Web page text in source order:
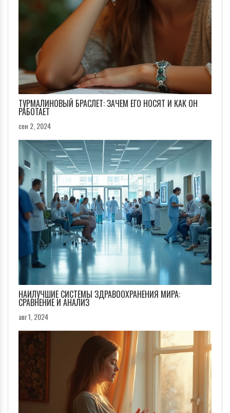
ТУРМАЛИНОВЫЙ БРАСЛЕТ: ЗАЧЕМ ЕГО НОСЯТ И КАК ОН
РАБОТАЕТ
сен 2, 2024
НАИЛУЧШИЕ СИСТЕМЫ ЗДРАВООХРАНЕНИЯ МИРА:
СРАВНЕНИЕ И АНАЛИЗ
авг 1, 2024